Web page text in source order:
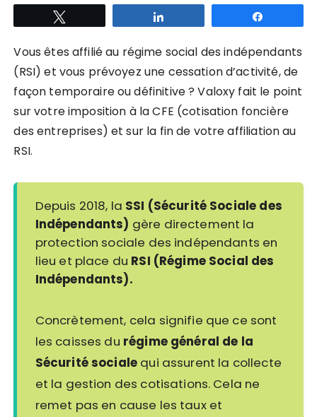
Vous êtes affilié au régime social des indépendants
(RSI) et vous prévoyez une cessation d’activité, de
façon temporaire ou définitive ? Valoxy fait le point
sur votre imposition à la CFE (cotisation foncière
des entreprises) et sur la fin de votre affiliation au
RSI.
Depuis 2018, la SSI (Sécurité Sociale des
Indépendants) gère directement la
protection sociale des indépendants en
lieu et place du RSI (Régime Social des
Indépendants).
Concrètement, cela signifie que ce sont
les caisses du régime général de la
Sécurité sociale qui assurent la collecte
et la gestion des cotisations. Cela ne
remet pas en cause les taux et